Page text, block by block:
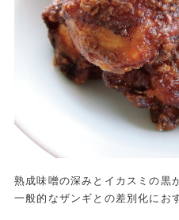
熟成味噌の深みとイカスミの黒
一般的なザンギとの差別化にお